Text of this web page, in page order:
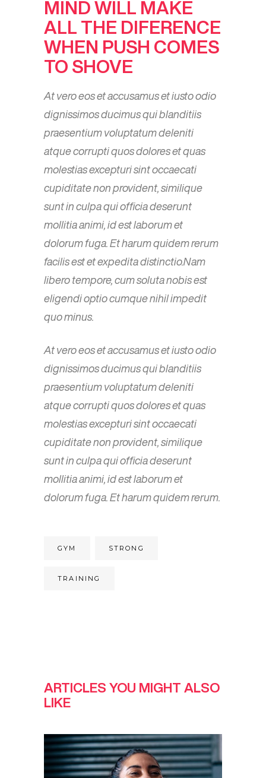
MIND WILL MAKE
ALL THE DIFERENCE
WHEN PUSH COMES
TO SHOVE
At vero eos et accusamus et iusto odio
dignissimos ducimus qui blanditiis
praesentium voluptatum deleniti
atque corrupti quos dolores et quas
molestias excepturi sint occaecati
cupiditate non provident, similique
sunt in culpa qui officia deserunt
mollitia animi, id est laborum et
dolorum fuga. Et harum quidem rerum
facilis est et expedita distinctio.Nam
libero tempore, cum soluta nobis est
eligendi optio cumque nihil impedit
quo minus.
At vero eos et accusamus et iusto odio
dignissimos ducimus qui blanditiis
praesentium voluptatum deleniti
atque corrupti quos dolores et quas
molestias excepturi sint occaecati
cupiditate non provident, similique
sunt in culpa qui officia deserunt
mollitia animi, id est laborum et
dolorum fuga. Et harum quidem rerum.
GYM STRONG
TRAINING
ARTICLES YOU MIGHT ALSO
LIKE